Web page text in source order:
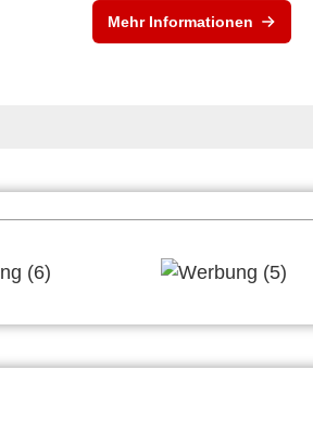
Mehr Informationen